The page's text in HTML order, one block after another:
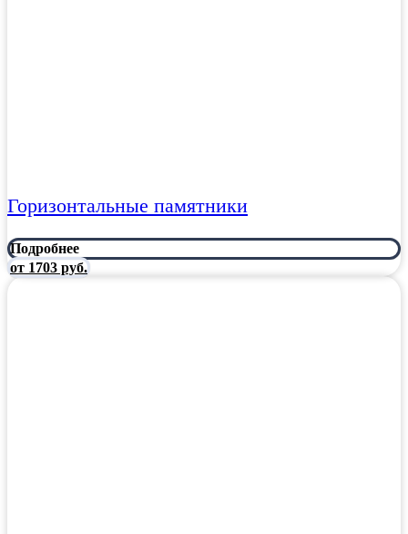
Горизонтальные памятники
Подробнее
от 1703 руб.